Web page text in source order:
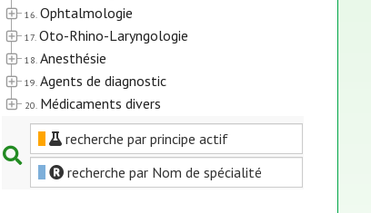
16. Ophtalmologie
17. Oto-Rhino-Laryngologie
18. Anesthésie
19. Agents de diagnostic
20. Médicaments divers
recherche par principe actif
recherche par Nom de spécialité